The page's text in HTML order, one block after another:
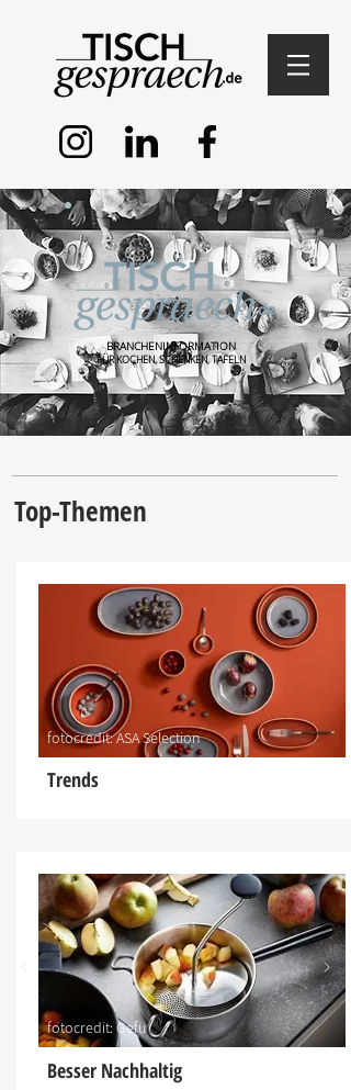
BRANCHENINFORMATION
FÜR KOCHEN, SCHENKEN, TAFELN
Top-Themen
fotocredit: ASA Selection
Trends
fotocredit: Gefu
Besser Nachhaltig